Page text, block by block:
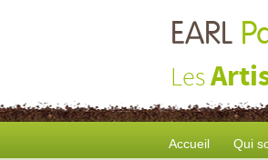
EARL
Les
Accueil Qui